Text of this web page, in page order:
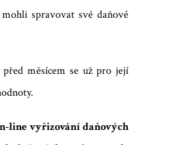
spravovat své daňové
měsícem se už pro její
line vyřizování daňových